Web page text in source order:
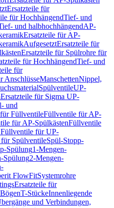
Ersatzteile für
für HochhängendTief- und
und halbhochhängendAP-
Ersatzteile für AP-
AufgesetztErsatzteile für
Ersatzteile für Spülrohre für
für HochhängendTief- und
für
AnschlüsseManschettenNippel,
SpülventileUP-
Ersatzteile für Sigma UP-
und
FüllventileFüllventile für AP-
für AP-SpülkästenFüllventile
für UP-
SpülventileSpül-Stopp-
Spülung1-Mengen-
Spülung2-Mengen-
FlowFitSystemrohre
Ersatzteile für
BögenT-StückeInnenliegende
und Verbindungen,